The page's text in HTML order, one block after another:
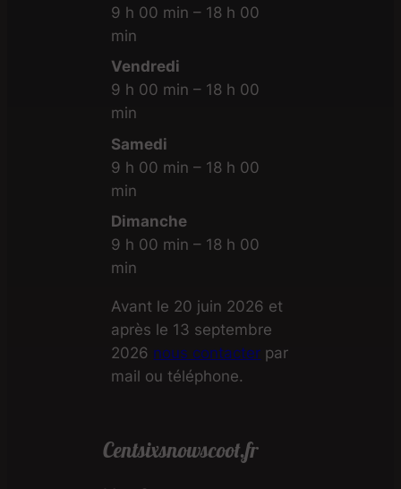
9 h 00 min – 18 h 00
min
Vendredi
9 h 00 min – 18 h 00
min
Samedi
9 h 00 min – 18 h 00
min
Dimanche
9 h 00 min – 18 h 00
min
Avant le 20 juin 2026 et
après le 13 septembre
2026 nous contacter par
mail ou téléphone.
Centsixsnowscoot.fr